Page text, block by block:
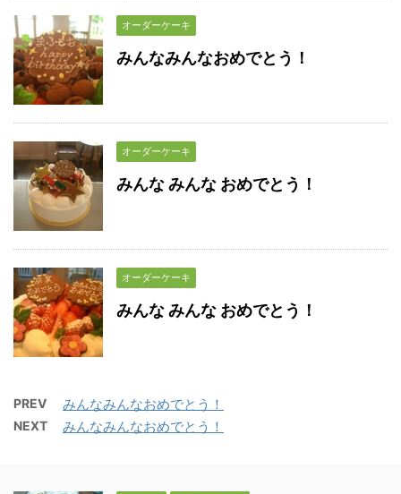
オーダーケーキ
みんなみんなおめでとう！
オーダーケーキ
みんな みんな おめでとう！
オーダーケーキ
みんな みんな おめでとう！
PREV みんなみんなおめでとう！
NEXT みんなみんなおめでとう！